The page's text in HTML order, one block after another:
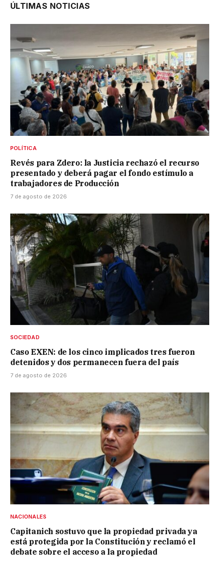
ÚLTIMAS NOTICIAS
POLÍTICA
Revés para Zdero: la Justicia rechazó el recurso
presentado y deberá pagar el fondo estímulo a
trabajadores de Producción
7 de agosto de 2026
SOCIEDAD
Caso EXEN: de los cinco implicados tres fueron
detenidos y dos permanecen fuera del país
7 de agosto de 2026
NACIONALES
Capitanich sostuvo que la propiedad privada ya
está protegida por la Constitución y reclamó el
debate sobre el acceso a la propiedad